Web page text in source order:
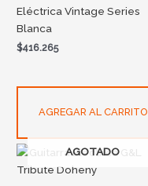
Eléctrica Vintage Series
Blanca
$416.265
AGREGAR AL CARRITO
AGOTADO